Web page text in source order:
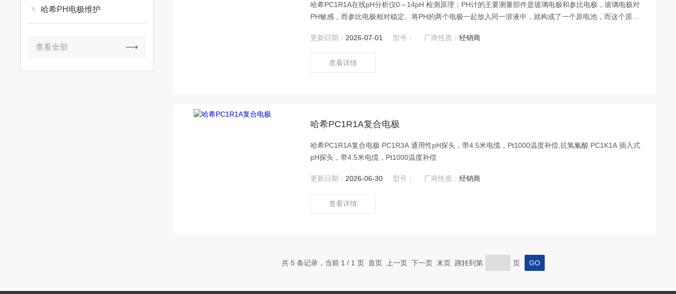
哈希PH电极维护
查看全部
哈希PC1R1A在线pH分析仪0～14pH 检测原理：PH计的主要测量部件是玻璃电极和参比电极，玻璃电极对
PH敏感，而参比电极相对稳定。将PH的两个电极一起放入同一溶液中，就构成了一个原电池，而这个原电
下，溶液和电池所组成的原电池电位变化，只和玻璃电极的电位有关，而玻璃电极的电位取决于待测
更新日期： 2026-07-01 型号： 厂商性质：经销商
查看详情
哈希PC1R1A复合电极
哈希PC1R1A复合电极 PC1R3A 通用性pH探头，带4.5米电缆，Pt1000温度补偿,抗氢氟酸 PC1K1A 插入式
pH探头，带4.5米电缆，Pt1000温度补偿
更新日期： 2026-06-30 型号： 厂商性质：经销商
查看详情
共 5 条记录，当前 1 / 1 页 首页 上一页 下一页 末页 跳转到第 页